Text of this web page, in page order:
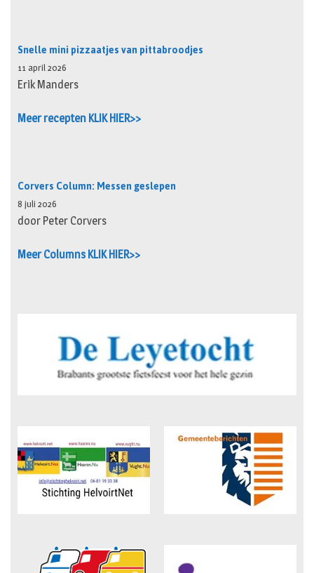
Snelle mini pizzaatjes van pittabroodjes
11 april 2026
Erik Manders
Meer recepten KLIK HIER>>
Corvers Column: Messen geslepen
8 juli 2026
door Peter Corvers
Meer Columns KLIK HIER>>